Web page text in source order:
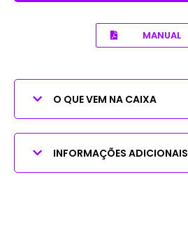
MANUAL
O QUE VEM NA CAIXA
INFORMAÇÕES ADICIONAIS